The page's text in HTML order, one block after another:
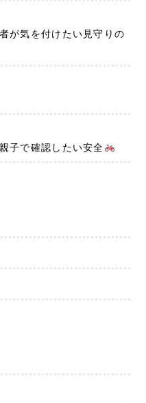
が気を付けたい見守りの
子で確認したい安全